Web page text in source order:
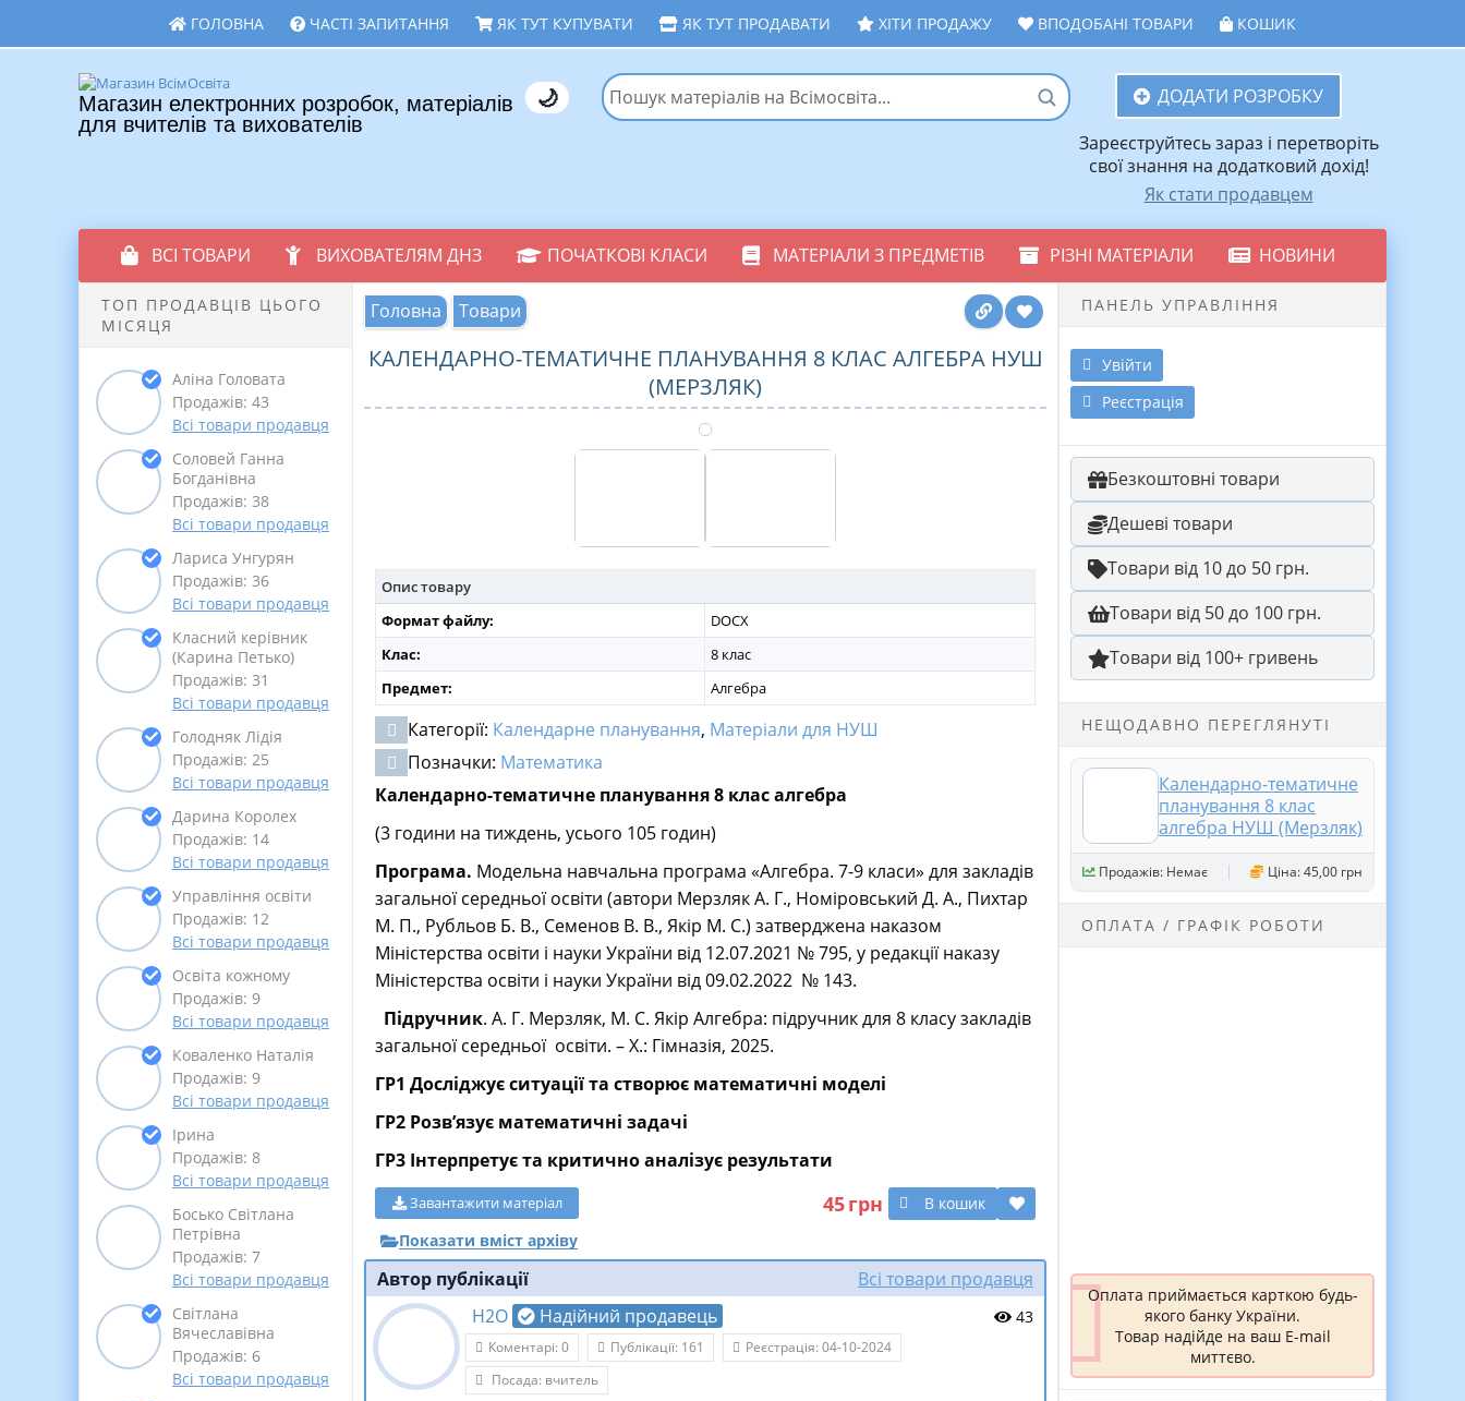
ГОЛОВНА ЧАСТІ ЗАПИТАННЯ ЯК ТУТ КУПУВАТИ ЯК ТУТ ПРОДАВАТИ ХІТИ ПРОДАЖУ ВПОДОБАНІ ТОВАРИ КОШИК
Магазин електронних розробок, матеріалів
для вчителів та вихователів
🌙
ДОДАТИ РОЗРОБКУ
Зареєструйтесь зараз і перетворіть
свої знання на додатковий дохід!
Як стати продавцем
ВСІ ТОВАРИ ВИХОВАТЕЛЯМ ДНЗ ПОЧАТКОВІ КЛАСИ МАТЕРІАЛИ З ПРЕДМЕТІВ РІЗНІ МАТЕРІАЛИ НОВИНИ
ТОП ПРОДАВЦІВ ЦЬОГО
МІСЯЦЯ
Аліна Головата
Продажів: 43
Всі товари продавця
Соловей Ганна
Богданівна
Продажів: 38
Всі товари продавця
Лариса Унгурян
Продажів: 36
Всі товари продавця
Класний керівник
(Карина Петько)
Продажів: 31
Всі товари продавця
Голодняк Лідія
Продажів: 25
Всі товари продавця
Дарина Королех
Продажів: 14
Всі товари продавця
Управління освіти
Продажів: 12
Всі товари продавця
Освіта кожному
Продажів: 9
Всі товари продавця
Коваленко Наталія
Продажів: 9
Всі товари продавця
Ірина
Продажів: 8
Всі товари продавця
Босько Світлана
Петрівна
Продажів: 7
Всі товари продавця
Світлана
Вячеславівна
Продажів: 6
Всі товари продавця
Головна Товари
КАЛЕНДАРНО-ТЕМАТИЧНЕ ПЛАНУВАННЯ 8 КЛАС АЛГЕБРА НУШ
(МЕРЗЛЯК)
Опис товару
Формат файлу:
DOCX
Клас:
8 клас
Предмет:
Алгебра
Категорії: Календарне планування, Матеріали для НУШ
Позначки: Математика
Календарно-тематичне планування 8 клас алгебра
(3 години на тиждень, усього 105 годин)
Програма. Модельна навчальна програма «Алгебра. 7-9 класи» для закладів
загальної середньої освіти (автори Мерзляк А. Г., Номіровський Д. А., Пихтар
М. П., Рубльов Б. В., Семенов В. В., Якір М. С.) затверджена наказом
Міністерства освіти і науки України від 12.07.2021 № 795, у редакції наказу
Міністерства освіти і науки України від 09.02.2022 № 143.
Підручник. А. Г. Мерзляк, М. С. Якір Алгебра: підручник для 8 класу закладів
загальної середньої освіти. – Х.: Гімназія, 2025.
ГР1 Досліджує ситуації та створює математичні моделі
ГР2 Розвʼязує математичні задачі
ГР3 Інтерпретує та критично аналізує результати
45грн В кошик
Завантажити матеріал
Показати вміст архіву
Автор публікації
Всі товари продавця
Н2О
Надійний продавець 43
Коментарі: 0 Публікації: 161
Реєстрація: 04-10-2024
Посада: вчитель
ПАНЕЛЬ УПРАВЛІННЯ
Увійти
Реєстрація
Безкоштовні товари
Дешеві товари
Товари від 10 до 50 грн.
Товари від 50 до 100 грн.
Товари від 100+ гривень
НЕЩОДАВНО ПЕРЕГЛЯНУТІ
Календарно-тематичне
планування 8 клас
алгебра НУШ (Мерзляк)
Продажів: Немає Ціна: 45,00 грн
ОПЛАТА / ГРАФІК РОБОТИ
Оплата приймається карткою будь-
якого банку України.
Товар надійде на ваш E-mail
миттєво.